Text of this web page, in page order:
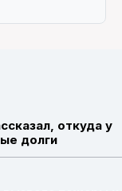
откуда у
долги